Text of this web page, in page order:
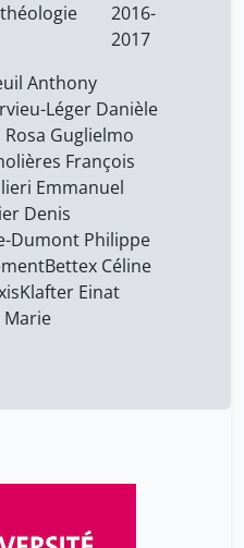
2016-
2017
Anthony
Léger Danièle
Rosa Guglielmo
François
Emmanuel
Denis
Dumont Philippe
Bettex Céline
Klafter Einat
Marie